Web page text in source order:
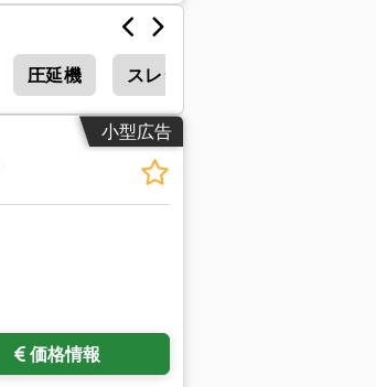
圧延機 スレッド ドリル
小型広告
価格情報